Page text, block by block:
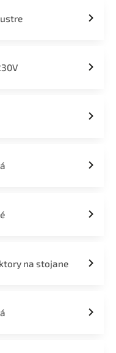
na stojane